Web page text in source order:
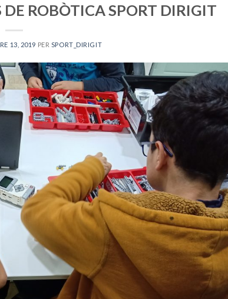
ROBÒTICA SPORT DIRIGIT
13, 2019 PER SPORT_DIRIGIT